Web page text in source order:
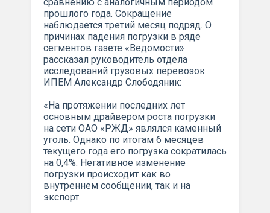
прошлого года. Сокращение
наблюдается третий месяц подряд. О
причинах падения погрузки в ряде
сегментов газете «Ведомости»
рассказал руководитель отдела
исследований грузовых перевозок
ИПЕМ Александр Слободяник:
«На протяжении последних лет
основным драйвером роста погрузки
на сети ОАО «РЖД» являлся каменный
уголь. Однако по итогам 6 месяцев
текущего года его погрузка сократилась
на 0,4%. Негативное изменение
погрузки происходит как во
внутреннем сообщении, так и на
экспорт.